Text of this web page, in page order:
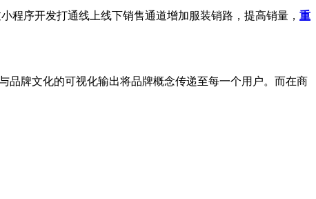
序开发打通线上线下销售通道增加服装销路，提高销量， 重
品牌文化的可视化输出将品牌概念传递至每一个用户。而在商